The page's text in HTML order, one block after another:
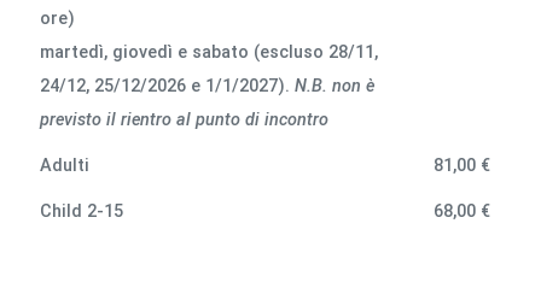
ore)
martedì, giovedì e sabato (escluso 28/11,
24/12, 25/12/2026 e 1/1/2027).N.B. non è
previsto il rientro al punto di incontro
Adulti 81,00 €
Child 2-15 68,00 €